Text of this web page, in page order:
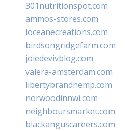
301nutritionspot.com
ammos-stores.com
loceanecreations.com
birdsongridgefarm.com
joiedevivblog.com
valera-amsterdam.com
libertybrandhemp.com
norwoodinnwi.com
neighboursmarket.com
blackanguscareers.com